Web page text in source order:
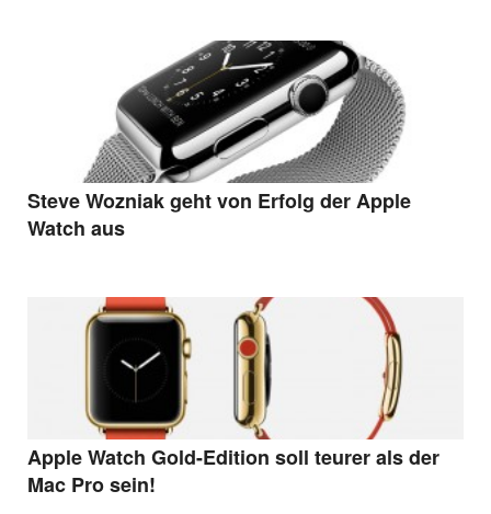
Steve Wozniak geht von Erfolg der Apple
Watch aus
Apple Watch Gold-Edition soll teurer als der
Mac Pro sein!